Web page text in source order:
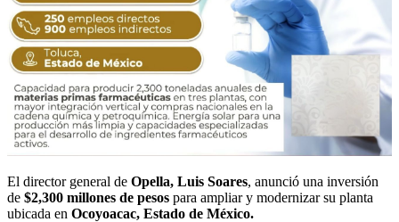
El director general de Opella, Luis Soares, anunció una inversión
de $2,300 millones de pesos para ampliar y modernizar su planta
ubicada en Ocoyoacac, Estado de México.